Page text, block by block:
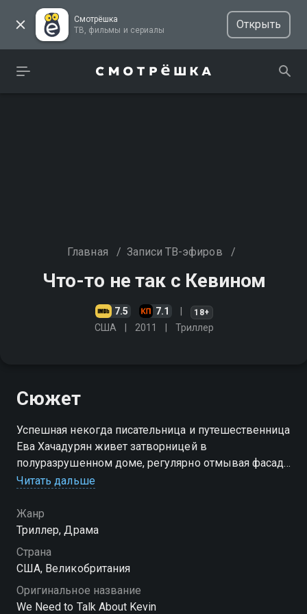
Смотрёшка
ТВ, фильмы и сериалы
Открыть
Главная / Записи ТВ-эфиров /
Что-то не так с Кевином
7.5 7.1 18+
США 2011 Триллер
Сюжет
Успешная некогда писательница и путешественница
Ева Хачадурян живет затворницей в
полуразрушенном доме, регулярно отмывая фасад
от красной краски, которую туда швыряют
изгоем, и Ева безропотно принимает это наказание,
ведь ее собственный сын Кевин совершил
непоправимое. Пытаясь осмыслить произошедшую
катастрофу, Ева мысленно возвращается в
прошлое, шаг за шагом анализируя взросление
первенца. С самого младенчества Кевин казался ей
чужим и пугающим: он часами плакал навзрыд в ее
Читать дальше
Жанр
Триллер, Драма
Страна
США, Великобритания
Оригинальное название
We Need to Talk About Kevin